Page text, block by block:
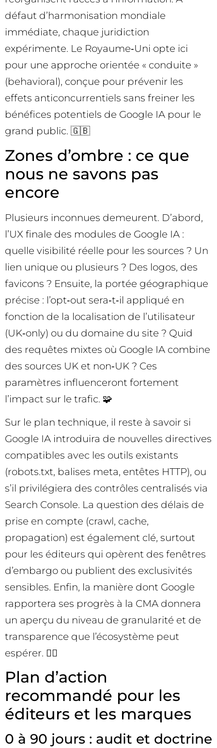
défaut d’harmonisation mondiale
immédiate, chaque juridiction
expérimente. Le Royaume‑Uni opte ici
pour une approche orientée « conduite »
(behavioral), conçue pour prévenir les
effets anticoncurrentiels sans freiner les
bénéfices potentiels de Google IA pour le
grand public. 🇬🇧
Zones d’ombre : ce que
nous ne savons pas
encore
Plusieurs inconnues demeurent. D’abord,
l’UX finale des modules de Google IA :
quelle visibilité réelle pour les sources ? Un
lien unique ou plusieurs ? Des logos, des
favicons ? Ensuite, la portée géographique
précise : l’opt‑out sera‑t‑il appliqué en
fonction de la localisation de l’utilisateur
(UK‑only) ou du domaine du site ? Quid
des requêtes mixtes où Google IA combine
des sources UK et non‑UK ? Ces
paramètres influenceront fortement
l’impact sur le trafic. 🧩
Sur le plan technique, il reste à savoir si
Google IA introduira de nouvelles directives
compatibles avec les outils existants
(robots.txt, balises meta, entêtes HTTP), ou
s’il privilégiera des contrôles centralisés via
Search Console. La question des délais de
prise en compte (crawl, cache,
propagation) est également clé, surtout
pour les éditeurs qui opèrent des fenêtres
d’embargo ou publient des exclusivités
sensibles. Enfin, la manière dont Google
rapportera ses progrès à la CMA donnera
un aperçu du niveau de granularité et de
transparence que l’écosystème peut
espérer. 🕵️‍♂️
Plan d’action
recommandé pour les
éditeurs et les marques
0 à 90 jours : audit et doctrine